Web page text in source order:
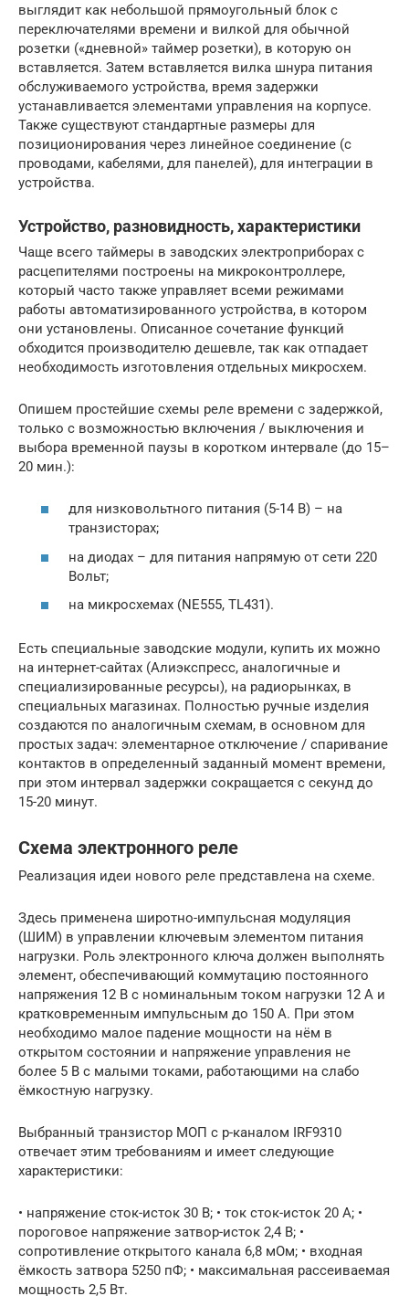
выглядит как небольшой прямоугольный блок с
переключателями времени и вилкой для обычной
розетки («дневной» таймер розетки), в которую он
вставляется. Затем вставляется вилка шнура питания
обслуживаемого устройства, время задержки
устанавливается элементами управления на корпусе.
Также существуют стандартные размеры для
позиционирования через линейное соединение (с
проводами, кабелями, для панелей), для интеграции в
устройства.
Устройство, разновидность, характеристики
Чаще всего таймеры в заводских электроприборах с
расцепителями построены на микроконтроллере,
который часто также управляет всеми режимами
работы автоматизированного устройства, в котором
они установлены. Описанное сочетание функций
обходится производителю дешевле, так как отпадает
необходимость изготовления отдельных микросхем.
Опишем простейшие схемы реле времени с задержкой,
только с возможностью включения / выключения и
выбора временной паузы в коротком интервале (до 15–
20 мин.):
для низковольтного питания (5-14 В) – на
транзисторах;
на диодах – для питания напрямую от сети 220
Вольт;
на микросхемах (NE555, TL431).
Есть специальные заводские модули, купить их можно
на интернет-сайтах (Алиэкспресс, аналогичные и
специализированные ресурсы), на радиорынках, в
специальных магазинах. Полностью ручные изделия
создаются по аналогичным схемам, в основном для
простых задач: элементарное отключение / спаривание
контактов в определенный заданный момент времени,
при этом интервал задержки сокращается с секунд до
15-20 минут.
Схема электронного реле
Реализация идеи нового реле представлена на схеме.
Здесь применена широтно-импульсная модуляция
(ШИМ) в управлении ключевым элементом питания
нагрузки. Роль электронного ключа должен выполнять
элемент, обеспечивающий коммутацию постоянного
напряжения 12 В с номинальным током нагрузки 12 А и
кратковременным импульсным до 150 А. При этом
необходимо малое падение мощности на нём в
открытом состоянии и напряжение управления не
более 5 В с малыми токами, работающими на слабо
ёмкостную нагрузку.
Выбранный транзистор МОП с p-каналом IRF9310
отвечает этим требованиям и имеет следующие
характеристики:
• напряжение сток-исток 30 В; • ток сток-исток 20 А; •
пороговое напряжение затвор-исток 2,4 В; •
сопротивление открытого канала 6,8 мОм; • входная
ёмкость затвора 5250 пФ; • максимальная рассеиваемая
мощность 2,5 Вт.